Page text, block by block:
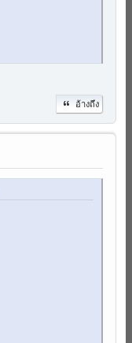
อ้างถึง